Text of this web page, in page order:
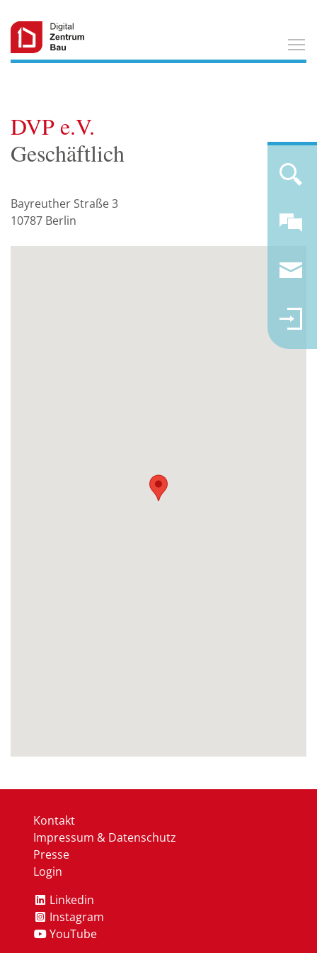
DVP e.V.
Geschäftlich
Bayreuther Straße 3
10787 Berlin
Kontakt
Impressum & Datenschutz
Presse
Login
Linkedin
Instagram
YouTube